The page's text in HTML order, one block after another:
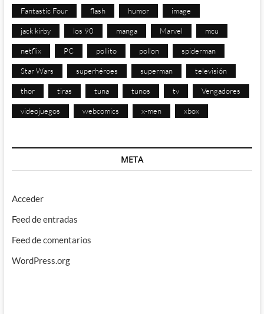
Fantastic Four flash humor image
jack kirby los 90 manga Marvel mcu
netflix PC pollito pollon spiderman
Star Wars superhéroes superman televisión
thor tiras tuna tunos tv Vengadores
videojuegos webcomics x-men xbox
META
Acceder
Feed de entradas
Feed de comentarios
WordPress.org